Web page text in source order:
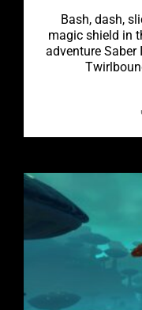
Bash, dash,
magic shield in
adventure Saber